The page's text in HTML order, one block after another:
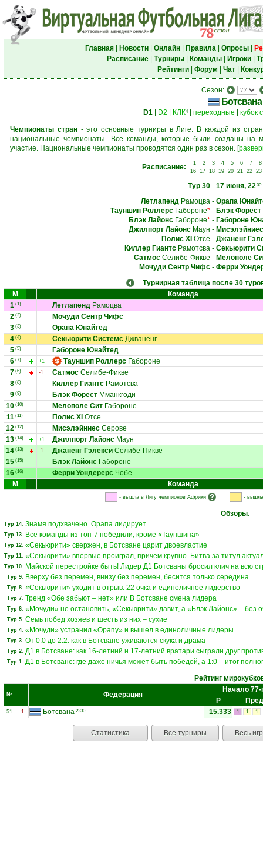
Главная| Новости| Онлайн| Правила| Опросы|
Расписание| Турниры| Команды| Игроки|
Рейтинги| Форум Чат|
Сезон:
Ботсвана
D1 D2 КЛК4| переходные кубок
Чемпионаты стран- это основные турниры в Лиге. В каждой из
национальные чемпионаты. Все команды, которые были созданы на
участие. Национальные чемпионаты проводятся один раз в сезон. [
Расписание: 1 2 3 4 5 6 7
8
16
17 18 19 20 21 22 23
Тур 30- 17 июня, 2200
ЛетлапендРамоцва- Орапа
Тауншип РоллерсГабороне*- Блэк Форест
Блэк ЛайонсГабороне*- Габороне
Джилпорт ЛайонсМаун - Мисэлэйниес
Полис XI Отсе - Джаненг
Киллер ГиантсРамотсва- Секьюрити
СатмосСелибе-Фикве - Мелополе
Мочуди Сентр Чифс- Ферри
Турнирная таблица после 30
М
Команда
1 (1) Летлапенд Рамоцва
2 (2)
Мочуди Сентр Чифс
3 (3)
Орапа Юнайтед
4 (4) Секьюрити Системс Джваненг
5 (5)
Габороне Юнайтед
6 (7) +1 Тауншип Роллерс Габороне
7 (6) -1 Сатмос Селибе-Фикве
8 (8) Киллер Гиантс Рамотсва
9 (9) Блэк Форест Мманкгоди
10 (10) Мелополе Сит Габороне
11 (11) Полис XI Отсе
12 (12) Мисэлэйниес Серове
13 (14) +1 Джилпорт Лайонс Маун
14 (13) -1 Джаненг Гэлекси Селибе-Пикве
15 (15) Блэк Лайонс Габороне
16 (16) Ферри Уондерерс Чобе
М
Команда
- вышла в Лигу чемпионов Африки -
Обзоры:
Тур 14. Знамя подхвачено. Орапа лидирует
Тур 13. Все команды из топ-7 победили, кроме «Тауншипа»
Тур 12. «Секьюрити» свержен, в Ботсване царит двоевластие
Тур 11. «Секьюрити» впервые проиграл, причем крупно. Битва за титул
Тур 10. Майской перестройке быть! Лидер Д1 Ботсваны бросил клич на всю
Тур 9. Вверху без перемен, внизу без перемен, бесится только середина
Тур 8. «Секьюрити» уходит в отрыв: 22 очка и единоличное лидерство
Тур 7. Тренд «Обе забьют – нет» или В Ботсване смена лидера
Тур 6. «Мочуди» не остановить, «Секьюрити» давит, а «Блэк Лайонс» – без
Тур 5. Семь побед хозяев и шесть из них – сухие
Тур 4. «Мочуди» устранил «Орапу» и вышел в единоличные лидеры
Тур 3. От 0:0 до 2:2: как в Ботсване уживаются скука и драма
Тур 2. Д1 в Ботсване: как 16-летний и 17-летний вратари сыграли друг
Тур 1. Д1 в Ботсване: где даже ничья может быть победой, а 1:0 – итог
Рейтинг
№ Федерация
Начало 77-
Р
51. -1 Ботсвана 2230 15.333 1 1 1
Статистика Все турниры Весь